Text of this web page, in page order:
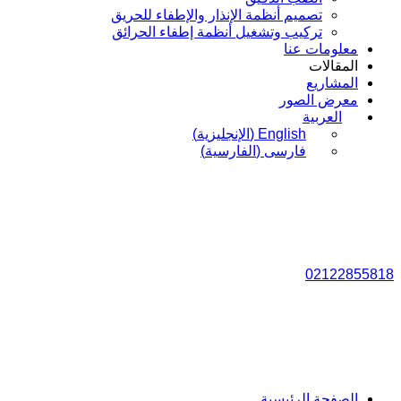
تصميم أنظمة الإنذار والإطفاء للحريق
تركيب وتشغيل أنظمة إطفاء الحرائق
معلومات عنا
المقالات
المشاريع
معرض الصور
العربية
English
( الإنجليزية)
فارسی ( الفارسية)
02122855818